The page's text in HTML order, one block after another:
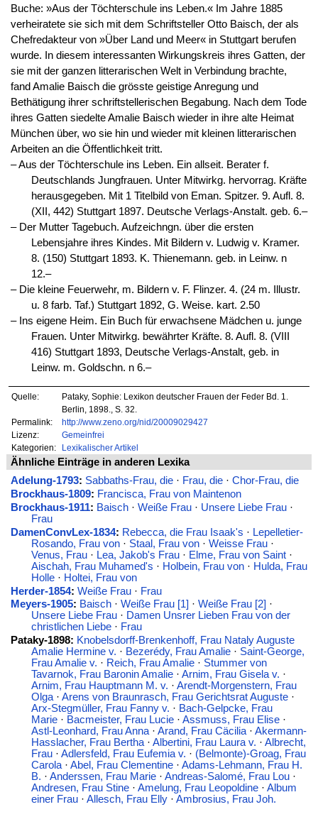
Buche: »Aus der Töchterschule ins Leben.« Im Jahre 1885
verheiratete sie sich mit dem Schriftsteller Otto Baisch, der als
Chefredakteur von »Über Land und Meer« in Stuttgart berufen
wurde. In diesem interessanten Wirkungskreis ihres Gatten, der
sie mit der ganzen litterarischen Welt in Verbindung brachte,
fand Amalie Baisch die grösste geistige Anregung und
Bethätigung ihrer schriftstellerischen Begabung. Nach dem Tode
ihres Gatten siedelte Amalie Baisch wieder in ihre alte Heimat
München über, wo sie hin und wieder mit kleinen litterarischen
Arbeiten an die Öffentlichkeit tritt.
‒ Aus der Töchterschule ins Leben. Ein allseit. Berater f.
Deutschlands Jungfrauen. Unter Mitwirkg. hervorrag. Kräfte
herausgegeben. Mit 1 Titelbild von Eman. Spitzer. 9. Aufl. 8.
(XII, 442) Stuttgart 1897. Deutsche Verlags-Anstalt. geb. 6.–
‒ Der Mutter Tagebuch. Aufzeichngn. über die ersten
Lebensjahre ihres Kindes. Mit Bildern v. Ludwig v. Kramer.
8. (150) Stuttgart 1893. K. Thienemann. geb. in Leinw. n
12.–
‒ Die kleine Feuerwehr, m. Bildern v. F. Flinzer. 4. (24 m. Illustr.
u. 8 farb. Taf.) Stuttgart 1892, G. Weise. kart. 2.50
‒ Ins eigene Heim. Ein Buch für erwachsene Mädchen u. junge
Frauen. Unter Mitwirkg. bewährter Kräfte. 8. Aufl. 8. (VIII
416) Stuttgart 1893, Deutsche Verlags-Anstalt, geb. in
Leinw. m. Goldschn. n 6.–
Quelle:
Pataky, Sophie: Lexikon deutscher Frauen der Feder Bd. 1.
Berlin, 1898., S. 32.
Permalink:
http://www.zeno.org/nid/20009029427
Lizenz:
Gemeinfrei
Kategorien:
Lexikalischer Artikel
Ähnliche Einträge in anderen Lexika
Adelung-1793: Sabbaths-Frau, die· Frau, die· Chor-Frau, die
Brockhaus-1809: Francisca, Frau von Maintenon
Brockhaus-1911: Baisch· Weiße Frau· Unsere Liebe Frau·
Frau
DamenConvLex-1834: Rebecca, die Frau Isaak's · Lepelletier-
Rosando, Frau von· Staal, Frau von· Weisse Frau·
Venus, Frau· Lea, Jakob's Frau· Elme, Frau von Saint·
Aischah, Frau Muhamed's · Holbein, Frau von· Hulda, Frau
Holle· Holtei, Frau von
Herder-1854: Weiße Frau· Frau
Meyers-1905: Baisch· Weiße Frau [1] · Weiße Frau [2] ·
Unsere Liebe Frau· Damen Unsrer Lieben Frau von der
christlichen Liebe· Frau
Pataky-1898: Knobelsdorff-Brenkenhoff, Frau Nataly Auguste
Amalie Hermine v. · Bezerédy, Frau Amalie· Saint-George,
Frau Amalie v. · Reich, Frau Amalie· Stummer von
Tavarnok, Frau Baronin Amalie· Arnim, Frau Gisela v. ·
Arnim, Frau Hauptmann M. v. · Arendt-Morgenstern, Frau
Olga· Arens von Braunrasch, Frau Gerichtsrat Auguste·
Arx-Stegmüller, Frau Fanny v. · Bach-Gelpcke, Frau
Marie· Bacmeister, Frau Lucie· Assmuss, Frau Elise·
Astl-Leonhard, Frau Anna· Arand, Frau Cäcilia· Akermann-
Hasslacher, Frau Bertha· Albertini, Frau Laura v. · Albrecht,
Frau· Adlersfeld, Frau Eufemia v. · (Belmonte)-Groag, Frau
Carola· Abel, Frau Clementine· Adams-Lehmann, Frau H.
B. · Anderssen, Frau Marie· Andreas-Salomé, Frau Lou·
Andresen, Frau Stine· Amelung, Frau Leopoldine· Album
einer Frau· Allesch, Frau Elly· Ambrosius, Frau Joh.